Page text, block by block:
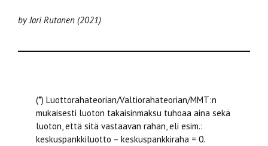
by Jari Rutanen (2021)
(*) Luottorahateorian/Valtiorahateorian/MMT:n
mukaisesti luoton takaisinmaksu tuhoaa aina sekä
luoton, että sitä vastaavan rahan, eli esim.:
keskuspankkiluotto – keskuspankkiraha = 0.